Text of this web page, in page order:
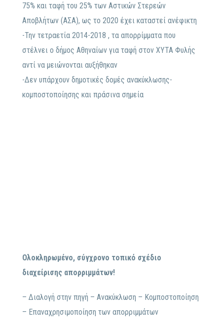
75% και ταφή του 25% των Αστικών Στερεών
Αποβλήτων (ΑΣΑ), ως το 2020 έχει καταστεί ανέφικτη
-Την τετραετία 2014-2018 , τα απορρίμματα που
στέλνει ο δήμος Αθηναίων για ταφή στον ΧΥΤΑ Φυλής
αντί να μειώνονται αυξήθηκαν
-Δεν υπάρχουν δημοτικές δομές ανακύκλωσης-
κομποστοποίησης και πράσινα σημεία
Ολοκληρωμένο, σύγχρονο τοπικό σχέδιο
διαχείρισης απορριμμάτων!
– Διαλογή στην πηγή – Ανακύκλωση – Κομποστοποίηση
– Επαναχρησιμοποίηση των απορριμμάτων